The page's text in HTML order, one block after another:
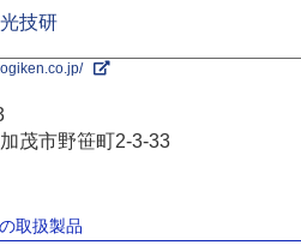
技研
茂市野笹町2-3-33
取扱製品